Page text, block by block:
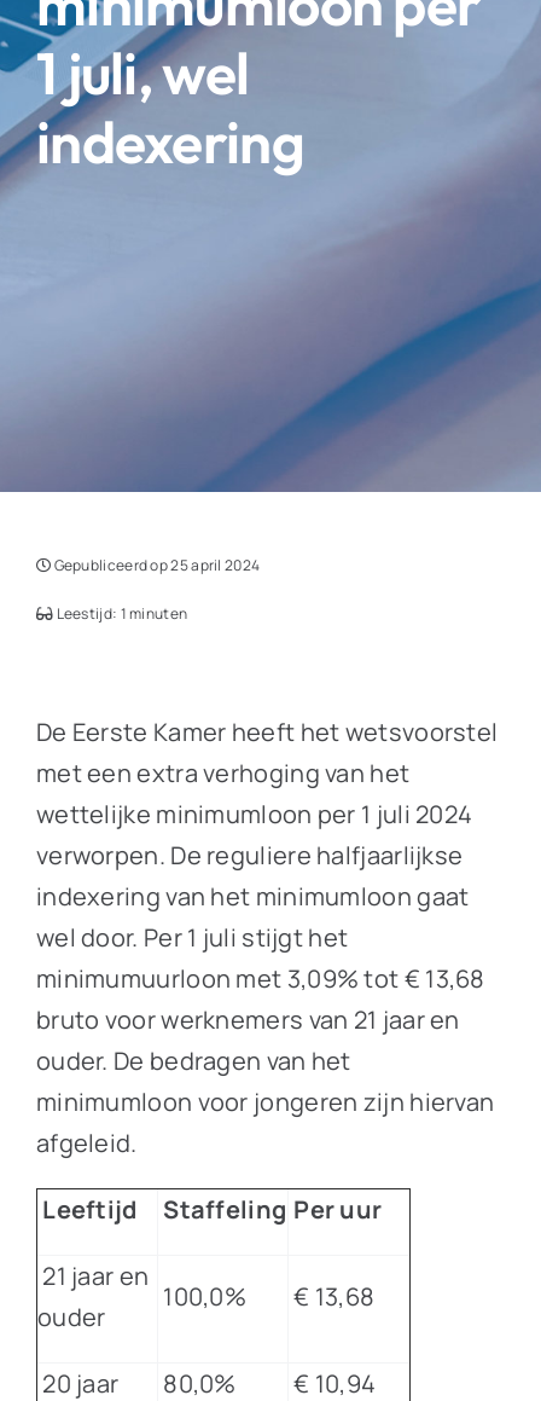
1 juli, wel
indexering
Gepubliceerd op 25 april 2024
Leestijd: 1 minuten
De Eerste Kamer heeft het wetsvoorstel
met een extra verhoging van het
wettelijke minimumloon per 1 juli 2024
verworpen. De reguliere halfjaarlijkse
indexering van het minimumloon gaat
wel door. Per 1 juli stijgt het
minimumuurloon met 3,09% tot € 13,68
bruto voor werknemers van 21 jaar en
ouder. De bedragen van het
minimumloon voor jongeren zijn hiervan
afgeleid.
Leeftijd Staffeling Per uur
21 jaar en
ouder
100,0% € 13,68
20 jaar 80,0% € 10,94